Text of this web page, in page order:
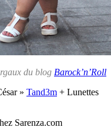
du blog Barock’n’Roll
» Tand3m + Lunettes
Sarenza.com